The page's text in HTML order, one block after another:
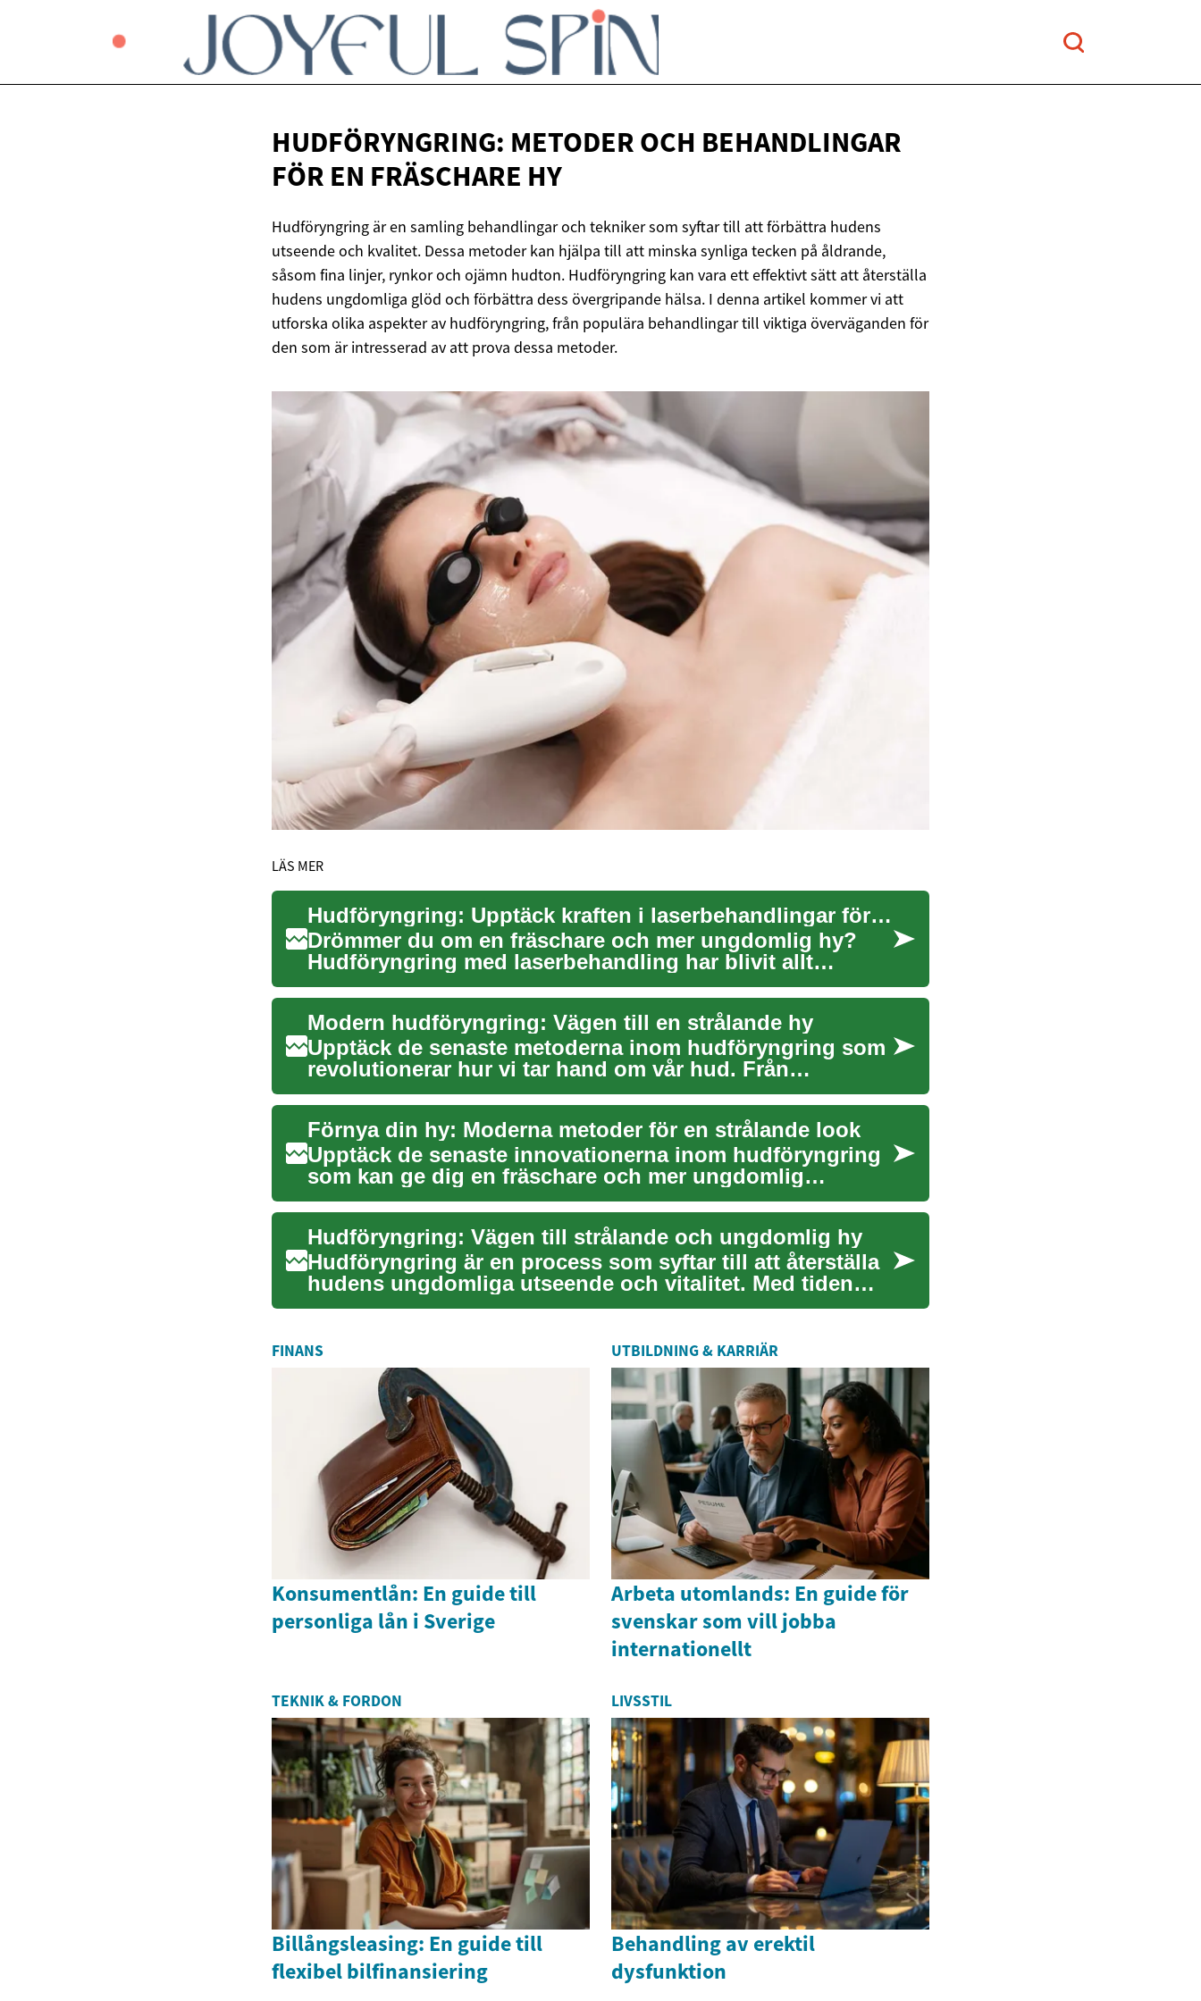
HUDFÖRYNGRING: METODER OCH BEHANDLINGAR
FÖR EN FRÄSCHARE HY
Hudföryngring är en samling behandlingar och tekniker som syftar till att förbättra hudens
utseende och kvalitet. Dessa metoder kan hjälpa till att minska synliga tecken på åldrande,
såsom fina linjer, rynkor och ojämn hudton. Hudföryngring kan vara ett effektivt sätt att återställa
hudens ungdomliga glöd och förbättra dess övergripande hälsa. I denna artikel kommer vi att
utforska olika aspekter av hudföryngring, från populära behandlingar till viktiga överväganden för
den som är intresserad av att prova dessa metoder.
LÄS MER
Hudföryngring: Upptäck kraften i laserbehandlingar för en strålande hy
Drömmer du om en fräschare och mer ungdomlig hy?
Hudföryngring med laserbehandling har blivit allt
populärare de sena...
Modern hudföryngring: Vägen till en strålande hy
Upptäck de senaste metoderna inom hudföryngring som
revolutionerar hur vi tar hand om vår hud. Från
avancerad laserte...
Förnya din hy: Moderna metoder för en strålande look
Upptäck de senaste innovationerna inom hudföryngring
som kan ge dig en fräschare och mer ungdomlig
utstrålning. Från ...
Hudföryngring: Vägen till strålande och ungdomlig hy
Hudföryngring är en process som syftar till att återställa
hudens ungdomliga utseende och vitalitet. Med tiden
utsätt...
FINANS
Konsumentlån: En guide till
personliga lån i Sverige
UTBILDNING & KARRIÄR
Arbeta utomlands: En guide för
svenskar som vill jobba
internationellt
TEKNIK & FORDON
Billångsleasing: En guide till
flexibel bilfinansiering
LIVSSTIL
Behandling av erektil
dysfunktion